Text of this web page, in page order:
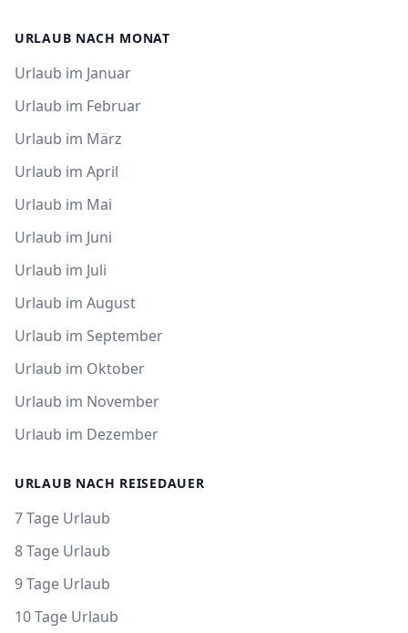
URLAUB NACH MONAT
Urlaub im Januar
Urlaub im Februar
Urlaub im März
Urlaub im April
Urlaub im Mai
Urlaub im Juni
Urlaub im Juli
Urlaub im August
Urlaub im September
Urlaub im Oktober
Urlaub im November
Urlaub im Dezember
URLAUB NACH REISEDAUER
7 Tage Urlaub
8 Tage Urlaub
9 Tage Urlaub
10 Tage Urlaub